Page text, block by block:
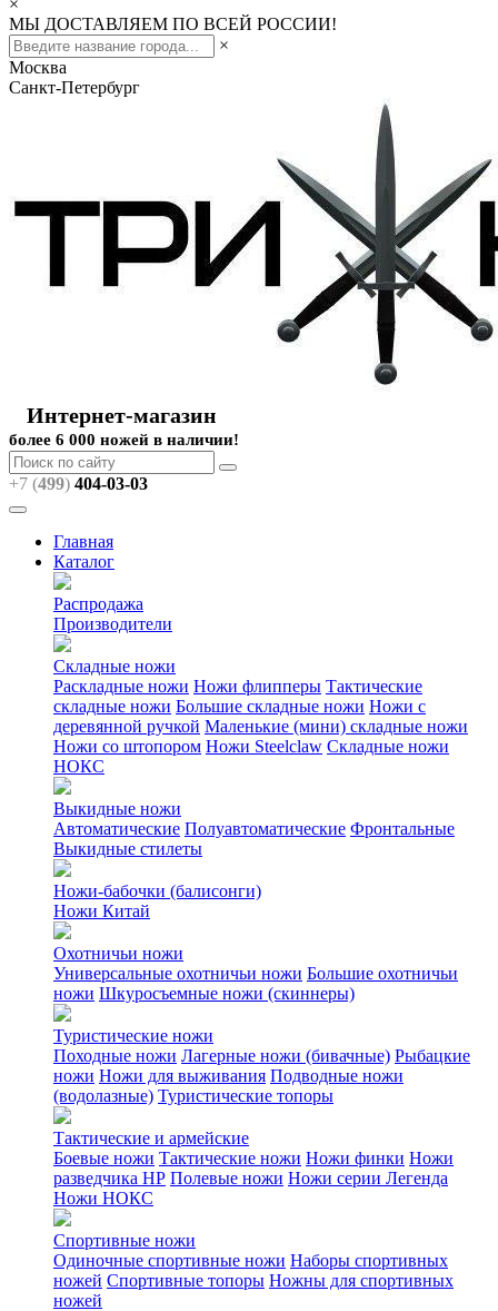
×
МЫ ДОСТАВЛЯЕМ ПО ВСЕЙ РОССИИ!
×
Москва
Санкт-Петербург
Интернет-магазин
более 6 000 ножей в наличии!
+7 (499) 404-03-03
Главная
Каталог
Распродажа
Производители
Складные ножи
Раскладные ножи Ножи флипперы Тактические
складные ножи Большие складные ножи Ножи с
деревянной ручкой Маленькие (мини) складные ножи
Ножи со штопором Ножи Steelclaw Складные ножи
НОКС
Выкидные ножи
Автоматические Полуавтоматические Фронтальные
Выкидные стилеты
Ножи-бабочки (балисонги)
Ножи Китай
Охотничьи ножи
Универсальные охотничьи ножи Большие охотничьи
ножи Шкуросъемные ножи (скиннеры)
Туристические ножи
Походные ножи Лагерные ножи (бивачные) Рыбацкие
ножи Ножи для выживания Подводные ножи
(водолазные) Туристические топоры
Тактические и армейские
Боевые ножи Тактические ножи Ножи финки Ножи
разведчика НР Полевые ножи Ножи серии Легенда
Ножи НОКС
Спортивные ножи
Одиночные спортивные ножи Наборы спортивных
ножей Спортивные топоры Ножны для спортивных
ножей